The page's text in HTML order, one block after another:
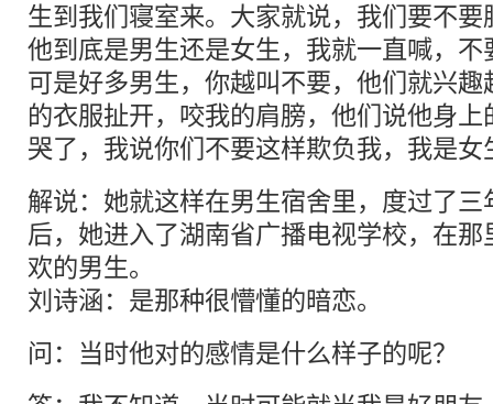
生到我们寝室来。大家就说，我们要不
他到底是男生还是女生，我就一直喊，
可是好多男生，你越叫不要，他们就兴
的衣服扯开，咬我的肩膀，他们说他身
哭了，我说你们不要这样欺负我，我是女
解说：她就这样在男生宿舍里，度过了
后，她进入了湖南省广播电视学校，在
欢的男生。
刘诗涵：是那种很懵懂的暗恋。
问：当时他对的感情是什么样子的呢？